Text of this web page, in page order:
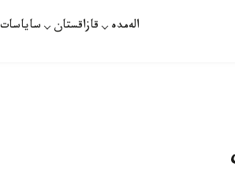
الەمدە قازاقستان ساياسات